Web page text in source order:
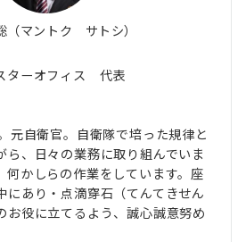
マントク サトシ）
ターオフィス 代表
元自衛官。自衛隊で培った規律と
ら、日々の業務に取り組んでいま
何かしらの作業をしています。座
にあり・点滴穿石（てんてきせん
お役に立てるよう、誠心誠意努め